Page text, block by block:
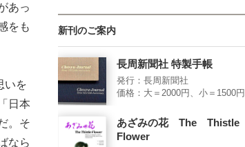
あっ
をも
いを
日本
。そ
なら
新刊のご案内
長周新聞社 特製手帳
発行：長周新聞社
価格：大＝2000円、小＝1500円
あざみの花 The Thistle
Flower